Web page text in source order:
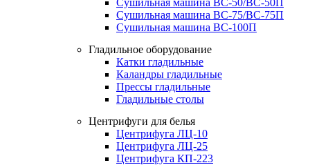
Сушильная машина ВС-50/ВС-50П
Сушильная машина ВС-75/ВС-75П
Сушильная машина ВС-100П
Гладильное оборудование
Катки гладильные
Каландры гладильные
Прессы гладильные
Гладильные столы
Центрифуги для белья
Центрифуга ЛЦ-10
Центрифуга ЛЦ-25
Центрифуга КП-223